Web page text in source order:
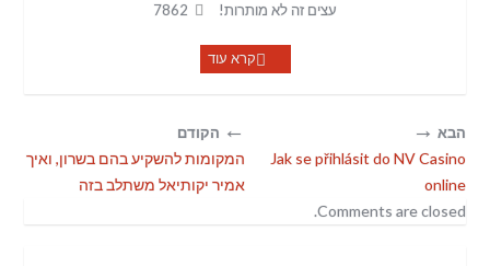
עצים זה לא מותרות!
קרא עוד
← הקודם
המקומות להשקיע בהם בשרון, ואיך
אמיר יקותיאל משתלב בזה
הבא →
Jak se přihlásit do NV Casino
online
Comments are closed.